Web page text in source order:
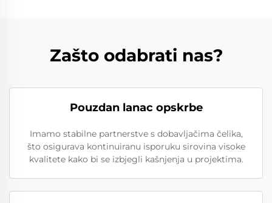
Zašto odabrati nas?
Pouzdan lanac opskrbe
Imamo stabilne partnerstve s dobavljačima čelika,
što osigurava kontinuiranu isporuku sirovina visoke
kvalitete kako bi se izbjegli kašnjenja u projektima.